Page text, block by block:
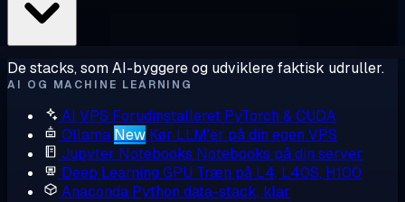
De stacks, som AI-byggere og udviklere faktisk udruller.
AI OG MACHINE LEARNING
AI VPS Forudinstalleret PyTorch & CUDA
Ollama New Kør LLM'er på din egen VPS
Jupyter Notebooks Notebooks på din server
Deep Learning GPU Træn på L4, L40S, H100
Anaconda Python data-stack, klar